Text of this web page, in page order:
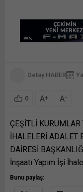
Detay HABER
0 A+ A-
ÇEŞİTLİ
İHALELERİ ADALET
DAİRESİ
İnşaatı Yapım İşi
Bunu paylaş: